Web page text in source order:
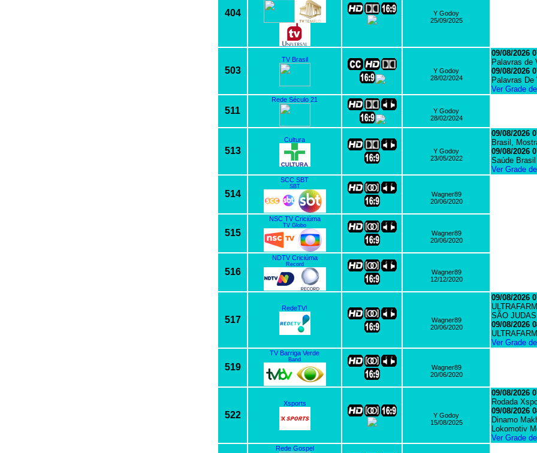
404
Y Godoy
25/09/2025
503
TV Brasil
Y Godoy
28/02/2024
09/08/2026
Palavras de
09/08/2026
Palavras De
Ver Grade
511
Rede Século 21
Y Godoy
28/02/2024
513
Cultura
Y Godoy
23/05/2022
09/08/2026
Brasil,
09/08/2026
Saúde Brasil
Ver Grade
514
SCC SBT
SBT
Wagner89
20/06/2020
515
NSC TV Criciúma
TV Globo
Wagner89
20/06/2020
516
NDTV Criciúma
Record
Wagner89
12/12/2020
517
RedeTV!
Wagner89
20/06/2020
09/08/2026
SÃO JUDAS
09/08/2026
Ver Grade
519
TV Barriga Verde
Band
Wagner89
20/06/2020
522
Xsports
Y Godoy
15/08/2025
09/08/2026
Rodada
09/08/2026
Dinamo
Lokomotiv
Ver Grade
Rede Gospel